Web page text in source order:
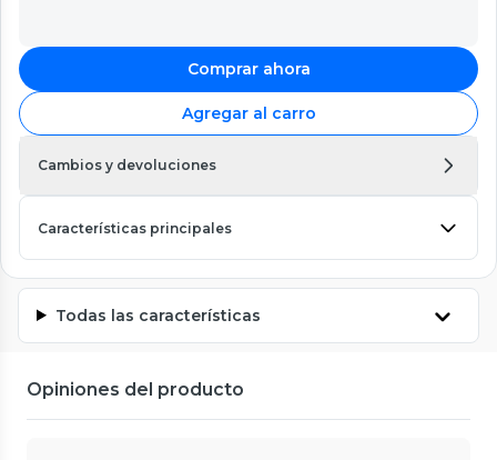
Comprar ahora
Agregar al carro
Cambios y devoluciones
Características principales
Todas las características
Opiniones del producto